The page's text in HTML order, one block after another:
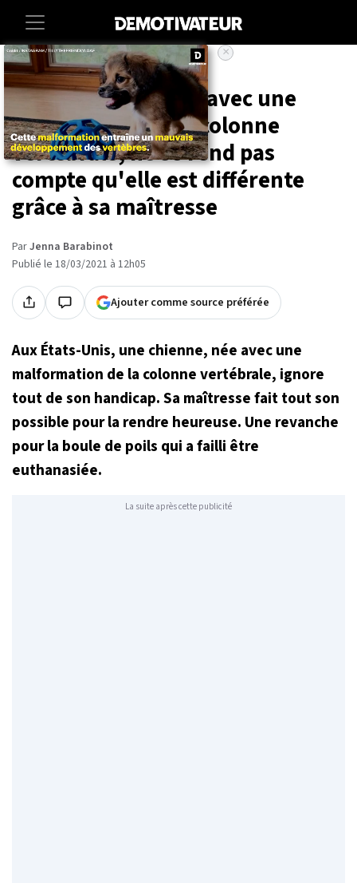
Accueil Societe Animaux
Cette chienne, née avec une
malformation à la colonne
vertébrale, ne se rend pas
compte qu'elle est différente
grâce à sa maîtresse
ParJenna Barabinot
Publié le 18/03/2021 à 12h05
Ajouter comme source préférée
×
Aux États-Unis, une chienne, née avec une
malformation de la colonne vertébrale, ignore
tout de son handicap. Sa maîtresse fait tout son
possible pour la rendre heureuse. Une revanche
pour la boule de poils qui a failli être
euthanasiée.
La suite après cette publicité